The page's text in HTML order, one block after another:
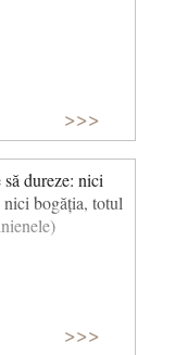
>>>
dureze: nici
bogăția, totul
>>>